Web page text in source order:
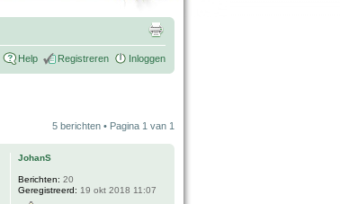
Help Registreren Inloggen
5 berichten • Pagina 1 van 1
JohanS
Berichten: 20
Geregistreerd: 19 okt 2018 11:07